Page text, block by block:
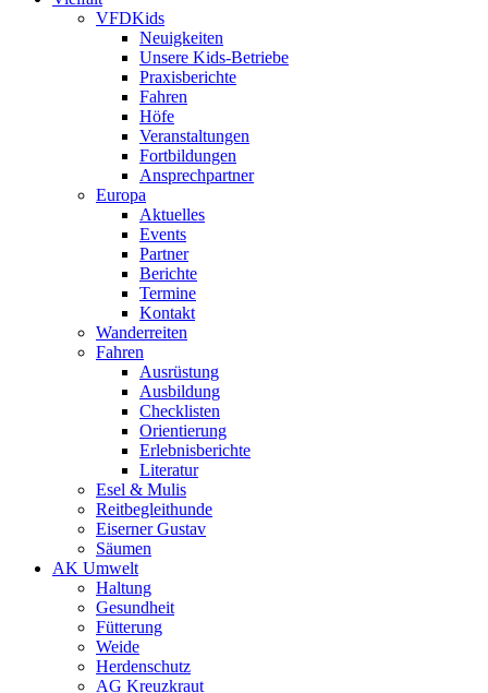
VFDKids
Neuigkeiten
Unsere Kids-Betriebe
Praxisberichte
Fahren
Höfe
Veranstaltungen
Fortbildungen
Ansprechpartner
Europa
Aktuelles
Events
Partner
Berichte
Termine
Kontakt
Wanderreiten
Fahren
Ausrüstung
Ausbildung
Checklisten
Orientierung
Erlebnisberichte
Literatur
Esel & Mulis
Reitbegleithunde
Eiserner Gustav
Säumen
AK Umwelt
Haltung
Gesundheit
Fütterung
Weide
Herdenschutz
AG Kreuzkraut